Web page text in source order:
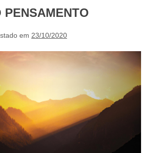
PENSAMENTO
em 23/10/2020